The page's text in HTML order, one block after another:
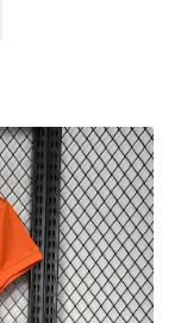
Možnosti
si
môžete
vybrať
na
stránke